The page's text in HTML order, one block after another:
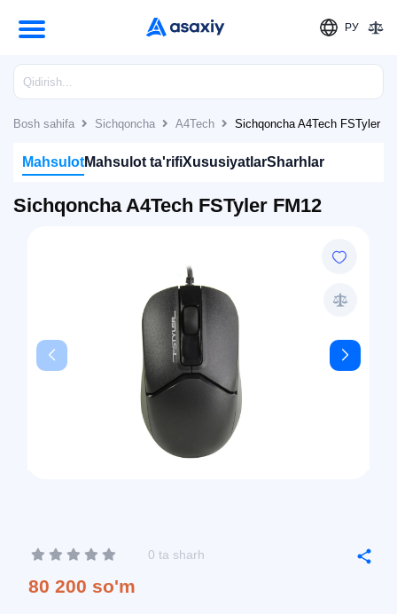
РУ
Bosh sahifa Sichqoncha A4Tech Sichqoncha A4Tech FSTyler
MahsulotMahsulot ta'rifiXususiyatlarSharhlar
Sichqoncha A4Tech FSTyler FM12
0 ta sharh
80 200 so'm